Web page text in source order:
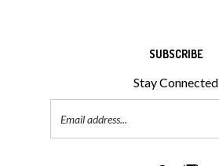
SUBSCRIBE
Stay Connected